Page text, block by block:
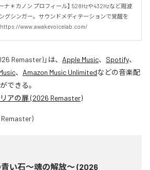
ナ＊カノン プロフィール】 528Hzや432Hzなど周波
グシンガー。サウンドメディテーションで覚醒を
https://www.awakevoicelab.com/
Remaster)」は、 Apple Music、 Spotify、
、 Amazon Music Unlimitedなどの音楽配
できる。
アの扉 (2026 Remaster)
い石〜魂の解放〜 (2026